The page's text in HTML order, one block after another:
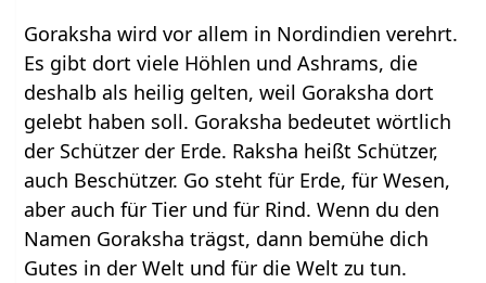
Goraksha wird vor allem in Nordindien verehrt.
Es gibt dort viele Höhlen und Ashrams, die
deshalb als heilig gelten, weil Goraksha dort
gelebt haben soll. Goraksha bedeutet wörtlich
der Schützer der Erde. Raksha heißt Schützer,
auch Beschützer. Go steht für Erde, für Wesen,
aber auch für Tier und für Rind. Wenn du den
Namen Goraksha trägst, dann bemühe dich
Gutes in der Welt und für die Welt zu tun.